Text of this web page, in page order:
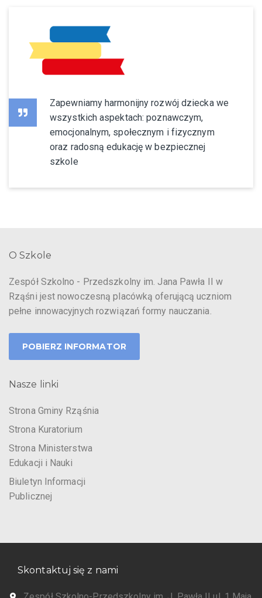
Zapewniamy harmonijny rozwój dziecka we
wszystkich aspektach: poznawczym,
emocjonalnym, społecznym i fizycznym
oraz radosną edukację w bezpiecznej
szkole
O Szkole
Zespół Szkolno - Przedszkolny im. Jana Pawła II w
Rząśni jest nowoczesną placówką oferującą uczniom
pełne innowacyjnych rozwiązań formy nauczania.
POBIERZ INFORMATOR
Nasze linki
Strona Gminy Rząśnia
Strona Kuratorium
Strona Ministerstwa
Edukacji i Nauki
Biuletyn Informacji
Publicznej
Skontaktuj się z nami